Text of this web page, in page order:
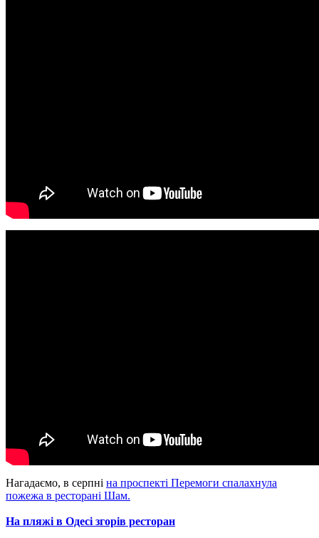
Нагадаємо, в серпні на проспекті Перемоги спалахнула
пожежа в ресторані Шам.
На пляжі в Одесі згорів ресторан